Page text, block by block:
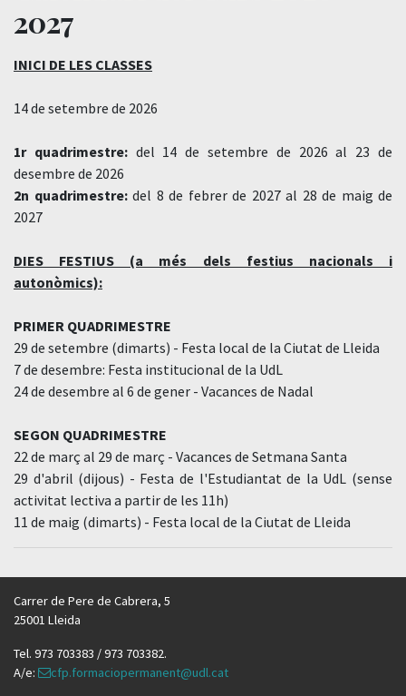
2027
INICI DE LES CLASSES
14 de setembre de 2026
1r quadrimestre:del 14 de setembre de 2026 al 23 de
desembre de 2026
2n quadrimestre:del 8 de febrer de 2027 al 28 de maig de
2027
DIES FESTIUS (a més dels festius nacionals i
autonòmics):
PRIMER QUADRIMESTRE
29 de setembre (dimarts) - Festa local de la Ciutat de Lleida
7 de desembre: Festa institucional de la UdL
24 de desembre al 6 de gener - Vacances de Nadal
SEGON QUADRIMESTRE
22 de març al 29 de març - Vacances de Setmana Santa
29 d'abril (dijous) - Festa de l'Estudiantat de la UdL (sense
activitat lectiva a partir de les 11h)
11 de maig (dimarts) - Festa local de la Ciutat de Lleida
Carrer de Pere de Cabrera, 5
25001 Lleida
Tel. 973 703383 / 973 703382.
A/e:
cfp.formaciopermanent@udl.cat